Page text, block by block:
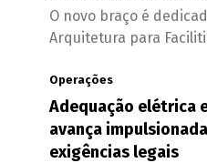
O novo braço é
Arquitetura para
Operações
Adequação elétrica
avança
exigências legais